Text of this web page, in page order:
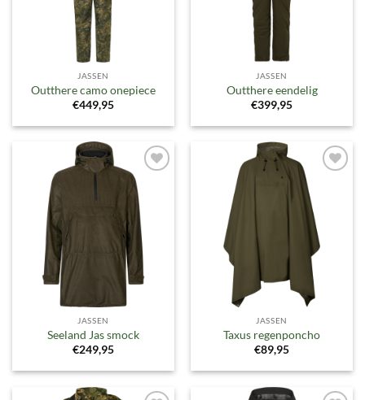
JASSEN
Outthere camo onepiece
€449,95
JASSEN
Outthere eendelig
€399,95
Toevoegen
aan
verlanglijst
JASSEN
Seeland Jas smock
€249,95
Toevoegen
verlanglijst
JASSEN
Taxus regenponcho
€89,95